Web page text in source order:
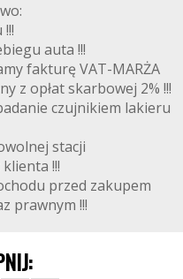
auta !!!
fakturę VAT-MARŻA
z opłat skarbowej 2% !!!
czujnikiem lakieru
stacji
!!!
przed zakupem
prawnym !!!